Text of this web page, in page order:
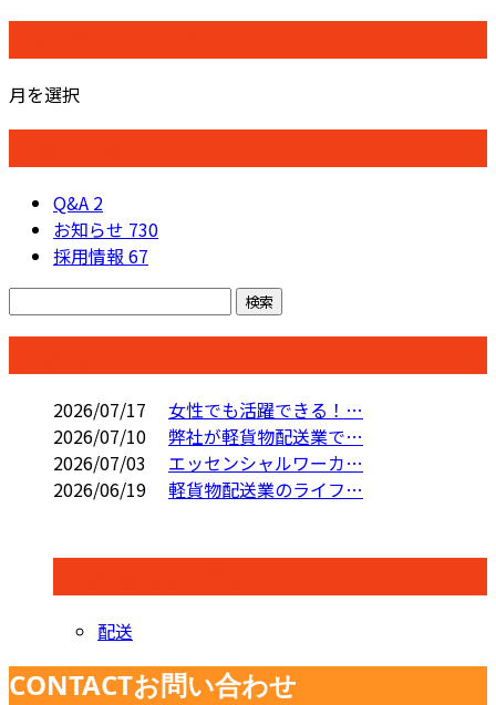
月を選択
Q&A 2
お知らせ 730
採用情報 67
2026/07/17
女性でも活躍できる！…
2026/07/10
弊社が軽貨物配送業で…
2026/07/03
エッセンシャルワーカ…
2026/06/19
軽貨物配送業のライフ…
配送
CONTACTお問い合わせ